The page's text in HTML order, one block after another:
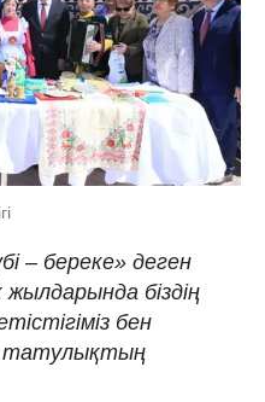
– береке» деген
жылдарында біздің
бен
татулықтың